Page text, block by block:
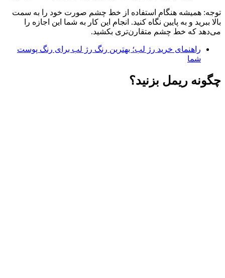
توجه: همیشه هنگام استفاده از خط چشم صورت خود را به سمت
بالا ببرید و به پایین نگاه کنید. انجام این کار به شما این اجازه را
می‌دهد که خط چشم متقارن‌تری بکشید.
راهنمای خرید رژ لب؛ بهترین رنگ رژ لب برای رنگ پوست
شما
چگونه ریمل بزنید؟